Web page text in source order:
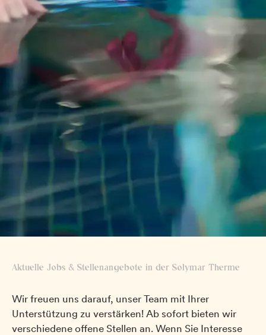
Jobs
Partner
Aktuelle Jobs & Stellenangebote in der Solymar Therme
Wir freuen uns darauf, unser Team mit Ihrer
Unterstützung zu verstärken! Ab sofort bieten wir
verschiedene offene Stellen an. Wenn Sie Interesse